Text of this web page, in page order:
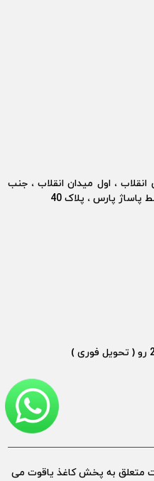
، اول میدان انقلاب ، جنب
پاساژ پارس ، پلاک 40
متعلق به پخش کاغذ یاقوت می